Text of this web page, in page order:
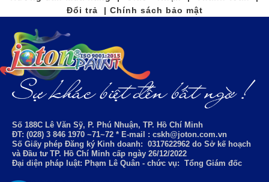
Đổi trả | Chính sách bảo mật
Số 188C Lê Văn Sỹ, P. Phú Nhuận, TP. Hồ Chí Minh
ĐT: (028) 3 846 1970 ~71~72 * E-mail : cskh@joton.com.vn
Số Giấy phép Đăng ký Kinh doanh: 0317622962 do Sở kế hoạch
và Đầu tư TP. Hồ Chí Minh cấp ngày 26/12/2022
Đại diện pháp luật: Phạm Lê Quân - chức vụ: Tổng Giám đốc